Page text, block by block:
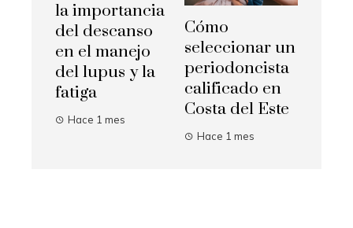
la importancia
del descanso
en el manejo
del lupus y la
fatiga
Hace 1 mes
Cómo
seleccionar un
periodoncista
calificado en
Costa del Este
Hace 1 mes